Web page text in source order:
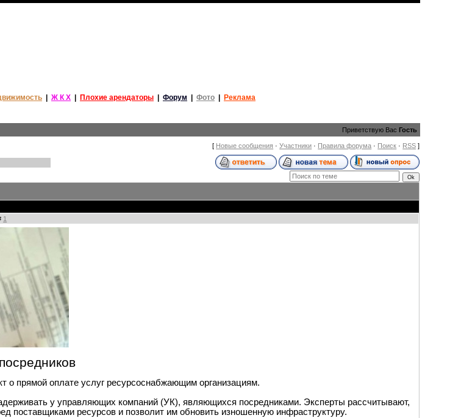
Ж К Х Плохие арендаторы Форум Фото Реклама
Приветствую Вас Гость
[ Новые сообщения ·Участники · Правила форума · Поиск · RSS ]
1
о прямой оплате услуг ресурсоснабжающим организациям.
у управляющих компаний (УК), являющихся посредниками. Эксперты рассчитывают,
поставщиками ресурсов и позволит им обновить изношенную инфраструктуру.